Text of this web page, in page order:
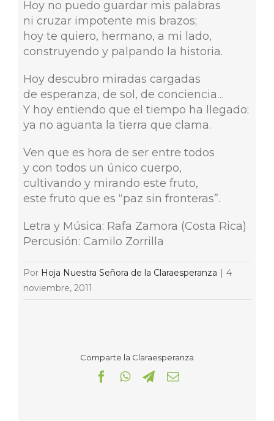
Hoy no puedo guardar mis palabras
ni cruzar impotente mis brazos;
hoy te quiero, hermano, a mi lado,
construyendo y palpando la historia.
Hoy descubro miradas cargadas
de esperanza, de sol, de conciencia…
Y hoy entiendo que el tiempo ha llegado:
ya no aguanta la tierra que clama.
Ven que es hora de ser entre todos
y con todos un único cuerpo,
cultivando y mirando este fruto,
este fruto que es “paz sin fronteras”.
Letra y Música: Rafa Zamora (Costa Rica)
Percusión: Camilo Zorrilla
Por Hoja Nuestra Señora de la Claraesperanza
4
noviembre, 2011
Comparte la Claraesperanza
Facebook
WhatsApp
Telegram
Correo